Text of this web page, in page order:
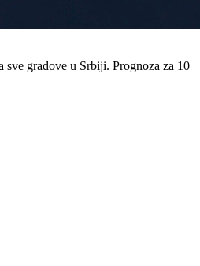
sve gradove u Srbiji. Prognoza za 10